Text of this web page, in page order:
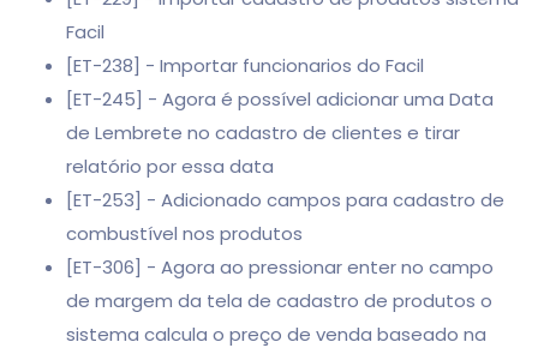
Facil
[ET-238] - Importar funcionarios do Facil
[ET-245] - Agora é possível adicionar uma Data
de Lembrete no cadastro de clientes e tirar
relatório por essa data
[ET-253] - Adicionado campos para cadastro de
combustível nos produtos
[ET-306] - Agora ao pressionar enter no campo
de margem da tela de cadastro de produtos o
sistema calcula o preço de venda baseado na